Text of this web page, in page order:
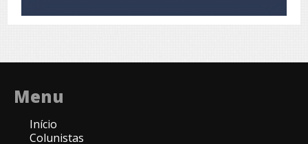
Menu
Início
Colunistas